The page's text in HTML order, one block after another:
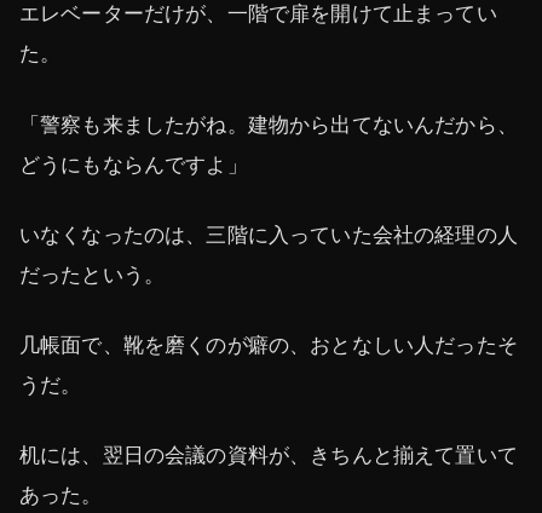
エレベーターだけが、一階で扉を開けて止まってい
た。
「警察も来ましたがね。建物から出てないんだから、
どうにもならんですよ」
いなくなったのは、三階に入っていた会社の経理の人
だったという。
几帳面で、靴を磨くのが癖の、おとなしい人だったそ
うだ。
机には、翌日の会議の資料が、きちんと揃えて置いて
あった。